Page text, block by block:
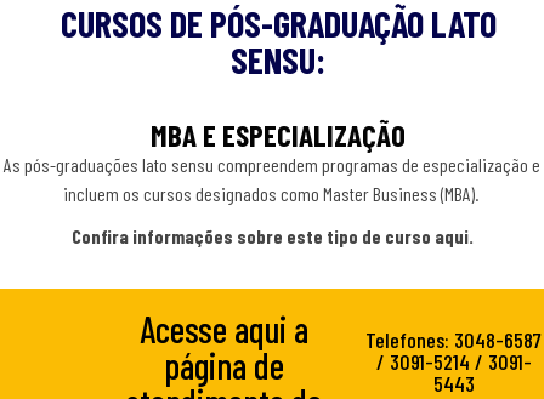
CURSOS DE PÓS-GRADUAÇÃO LATO
SENSU:
MBA E ESPECIALIZAÇÃO
As pós-graduações lato sensu compreendem programas de especialização e
incluem os cursos designados como Master Business (MBA).
Confira informações sobre este tipo de curso aqui.
Acesse aqui a
página de
Telefones: 3048-6587
/ 3091-5214 / 3091-
5443